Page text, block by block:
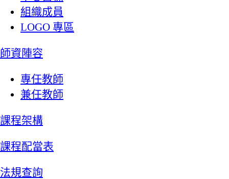
組織成員
LOGO 專區
師資陣容
專任教師
兼任教師
課程架構
課程配當表
法規查詢